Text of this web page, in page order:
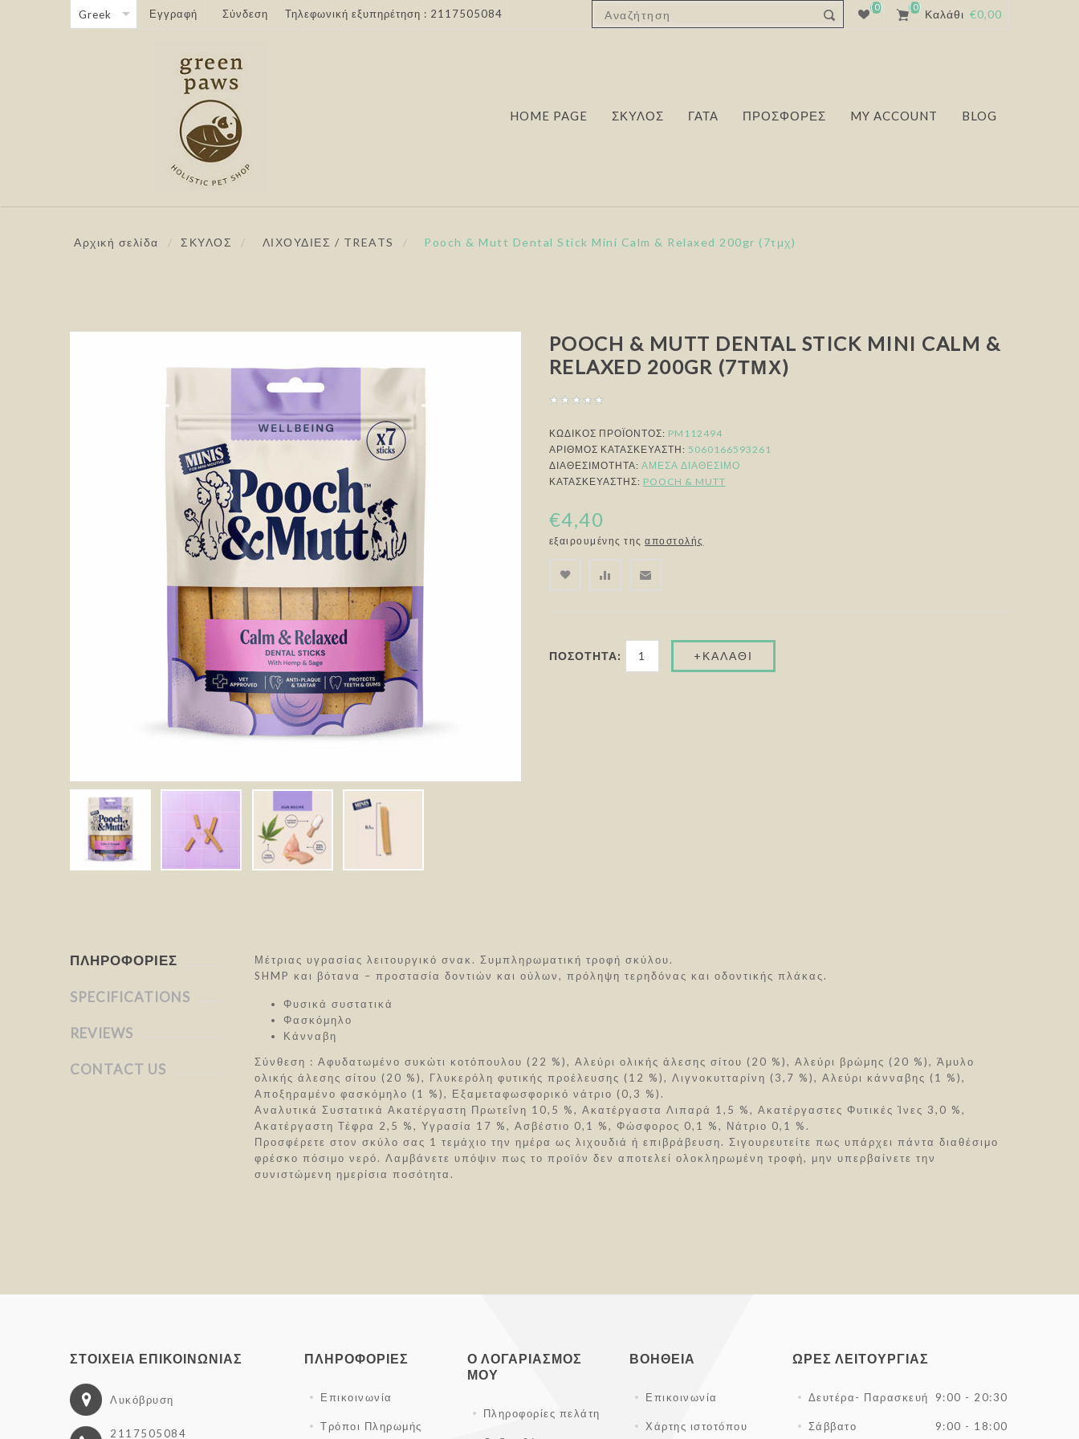
Εγγραφή Σύνδεση Τηλεφωνική εξυπηρέτηση : 2117505084
(0) (0)
Καλάθι €0,00
HOME PAGE ΣΚΥΛΟΣ ΓΑΤΑ ΠΡΟΣΦΟΡΕΣ MY ACCOUNT BLOG
Αρχική σελίδα / ΣΚΥΛΟΣ / ΛΙΧΟΥΔΙΕΣ / TREATS / Pooch & Mutt Dental Stick Mini Calm & Relaxed 200gr (7τμχ)
POOCH & MUTT DENTAL STICK MINI CALM &
RELAXED 200GR (7ΤΜΧ)
ΚΩΔΙΚΟΣ ΠΡΟΪΟΝΤΟΣ: PM112494
ΑΡΙΘΜΌΣ ΚΑΤΑΣΚΕΥΑΣΤΉ: 5060166593261
ΔΙΑΘΕΣΙΜΌΤΗΤΑ: ΆΜΕΣΑ ΔΙΑΘΈΣΙΜΟ
ΚΑΤΑΣΚΕΥΑΣΤΉΣ: POOCH & MUTT
€4,40
εξαιρουμένης τηςαποστολής
ΠΟΣΌΤΗΤΑ:
ΠΛΗΡΟΦΟΡΊΕΣ
SPECIFICATIONS
REVIEWS
CONTACT US
Μέτριας υγρασίας λειτουργικό σνακ. Συμπληρωματική τροφή σκύλου.
SHMP και βότανα – προστασία δοντιών και ούλων, πρόληψη τερηδόνας και οδοντικής πλάκας.
Φυσικά συστατικά
Φασκόμηλο
Κάνναβη
Σύνθεση : Αφυδατωμένο συκώτι κοτόπουλου (22 %), Αλεύρι ολικής άλεσης σίτου (20 %), Αλεύρι βρώμης (20 %), Άμυλο
ολικής άλεσης σίτου (20 %), Γλυκερόλη φυτικής προέλευσης (12 %), Λιγνοκυτταρίνη (3,7 %), Αλεύρι κάνναβης (1 %),
Αποξηραμένο φασκόμηλο (1 %), Εξαμεταφωσφορικό νάτριο (0,3 %).
Αναλυτικά Συστατικά Ακατέργαστη Πρωτεΐνη 10,5 %, Ακατέργαστα Λιπαρά 1,5 %, Ακατέργαστες Φυτικές Ίνες 3,0 %,
Ακατέργαστη Τέφρα 2,5 %, Υγρασία 17 %, Ασβέστιο 0,1 %, Φώσφορος 0,1 %, Νάτριο 0,1 %.
Προσφέρετε στον σκύλο σας 1 τεμάχιο την ημέρα ως λιχουδιά ή επιβράβευση. Σιγουρευτείτε πως υπάρχει πάντα διαθέσιμο
φρέσκο πόσιμο νερό. Λαμβάνετε υπόψιν πως το προϊόν δεν αποτελεί ολοκληρωμένη τροφή, μην υπερβαίνετε την
συνιστώμενη ημερίσια ποσότητα.
ΣΤΟΙΧΕΊΑ ΕΠΙΚΟΙΝΩΝΊΑΣ
Λυκόβρυση
2117505084
ΠΛΗΡΟΦΟΡΊΕΣ
Επικοινωνία
Τρόποι Πληρωμής
Ο ΛΟΓΑΡΙΑΣΜΌΣ
ΜΟΥ
Πληροφορίες πελάτη
ΒΟΉΘΕΙΑ
Επικοινωνία
Χάρτης ιστοτόπου
ΏΡΕΣ ΛΕΙΤΟΥΡΓΊΑΣ
Δευτέρα- Παρασκευή 9:00 - 20:30
Σάββατο 9:00 - 18:00